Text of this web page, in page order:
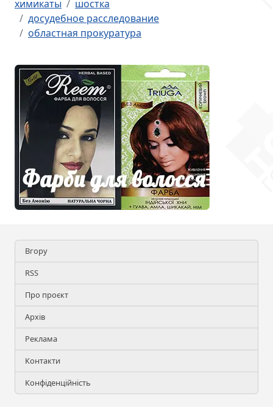
химикаты
шостка
досудебное расследование
областная прокуратура
Вгору
RSS
Про проєкт
Архів
Реклама
Контакти
Конфіденційність